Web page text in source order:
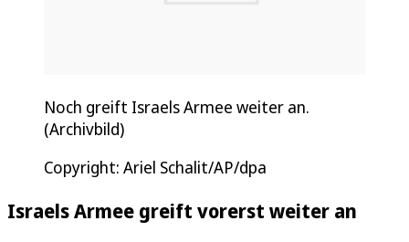
Noch greift Israels Armee weiter an.
(Archivbild)
Copyright: Ariel Schalit/AP/dpa
Israels Armee greift vorerst weiter an